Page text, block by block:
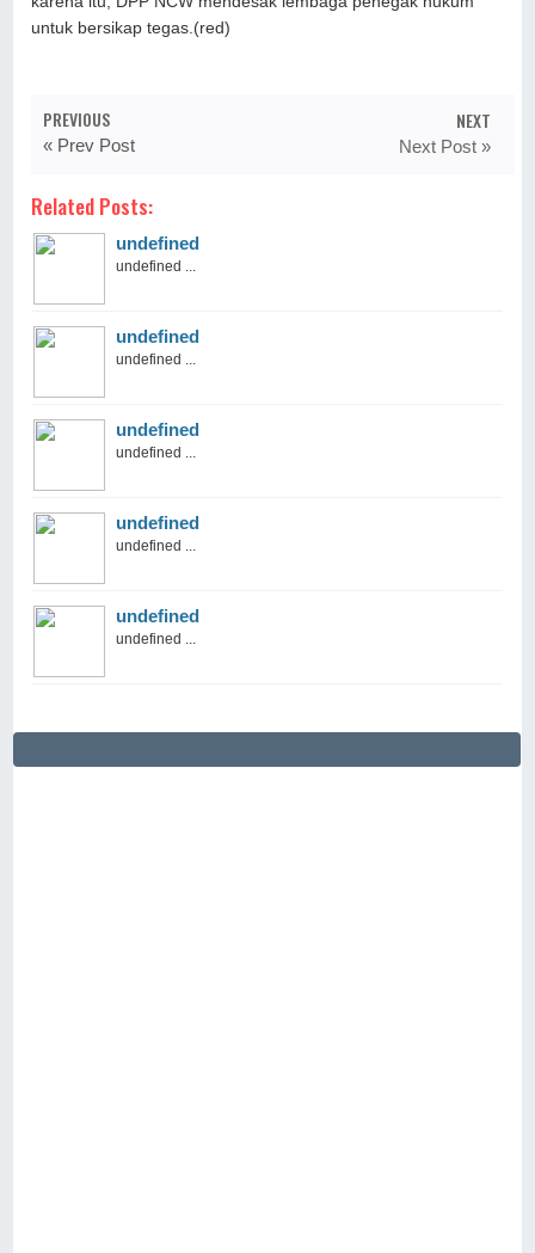
untuk bersikap tegas.(red)
PREVIOUS
« Prev Post
NEXT
Next Post »
Related Posts:
undefined
undefined ...
undefined
undefined ...
undefined
undefined ...
undefined
undefined ...
undefined
undefined ...